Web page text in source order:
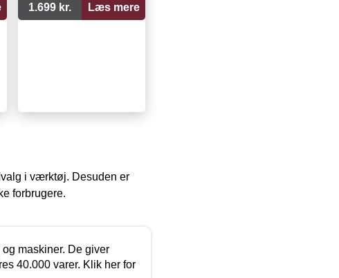
1.699 kr. Læs mere
i værktøj. Desuden er
forbrugere.
maskiner. De giver
40.000 varer. Klik her for